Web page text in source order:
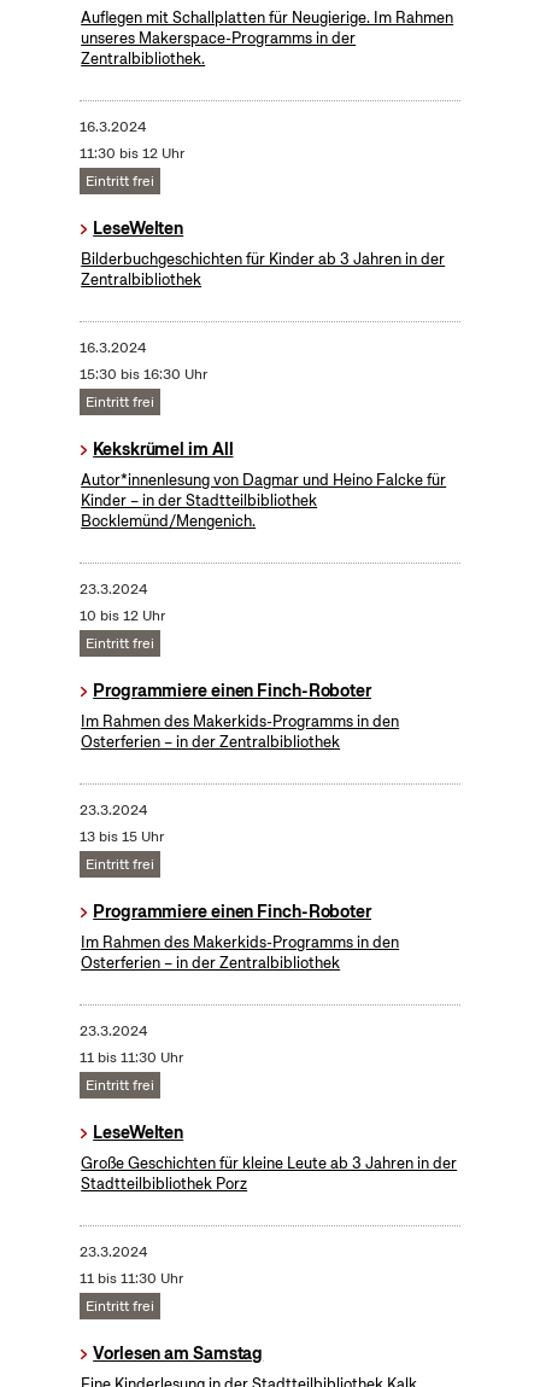
Auflegen mit Schallplatten für Neugierige. Im Rahmen
unseres Makerspace-Programms in der
Zentralbibliothek.
16.3.2024
11:30 bis 12 Uhr
Eintritt frei
LeseWelten
Bilderbuchgeschichten für Kinder ab 3 Jahren in der
Zentralbibliothek
16.3.2024
15:30 bis 16:30 Uhr
Eintritt frei
Kekskrümel im All
Autor*innenlesung von Dagmar und Heino Falcke für
Kinder – in der Stadtteilbibliothek
Bocklemünd/Mengenich.
23.3.2024
10 bis 12 Uhr
Eintritt frei
Programmiere einen Finch-Roboter
Im Rahmen des Makerkids-Programms in den
Osterferien – in der Zentralbibliothek
23.3.2024
13 bis 15 Uhr
Eintritt frei
Programmiere einen Finch-Roboter
Im Rahmen des Makerkids-Programms in den
Osterferien – in der Zentralbibliothek
23.3.2024
11 bis 11:30 Uhr
Eintritt frei
LeseWelten
Große Geschichten für kleine Leute ab 3 Jahren in der
Stadtteilbibliothek Porz
23.3.2024
11 bis 11:30 Uhr
Eintritt frei
Vorlesen am Samstag